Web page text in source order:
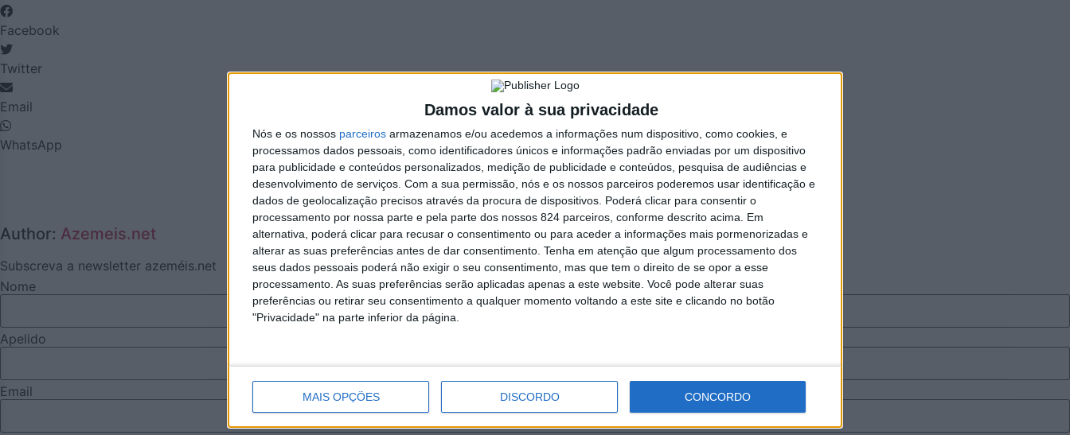
Damos valor à sua privacidade
Nós e os nossos parceiros armazenamos e/ou acedemos a informações num dispositivo, como cookies, e
processamos dados pessoais, como identificadores únicos e informações padrão enviadas por um dispositivo
para publicidade e conteúdos personalizados, medição de publicidade e conteúdos, pesquisa de audiências e
desenvolvimento de serviços. Com a sua permissão, nós e os nossos parceiros poderemos usar identificação e
dados de geolocalização precisos através da procura de dispositivos. Poderá clicar para consentir o
processamento por nossa parte e pela parte dos nossos 824 parceiros, conforme descrito acima. Em
alternativa, poderá clicar para recusar o consentimento ou para aceder a informações mais pormenorizadas e
alterar as suas preferências antes de dar consentimento. Tenha em atenção que algum processamento dos
seus dados pessoais poderá não exigir o seu consentimento, mas que tem o direito de se opor a esse
processamento. As suas preferências serão aplicadas apenas a este website. Você pode alterar suas
preferências ou retirar seu consentimento a qualquer momento voltando a este site e clicando no botão
"Privacidade" na parte inferior da página.
MAIS OPÇÕES DISCORDO CONCORDO
Facebook
Twitter
Email
WhatsApp
Author: Azemeis.net
Subscreva a newsletter azeméis.net
Nome
Apelido
Email